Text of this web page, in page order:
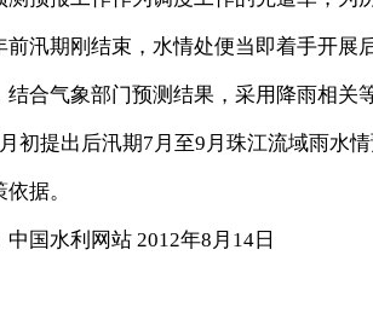
前汛期刚结束，水情处便当即着手开
结合气象部门预测结果，采用降雨相
初提出后汛期7月至9月珠江流域雨水
据。
水利网站 2012年8月14日